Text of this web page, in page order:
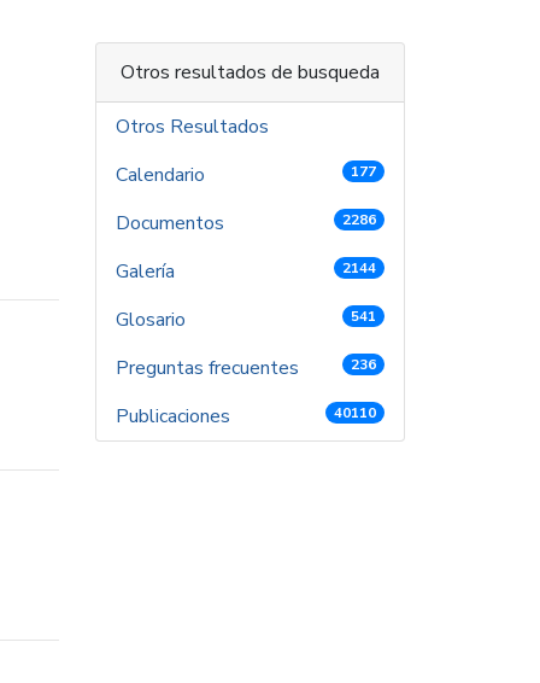
Otros resultados de busqueda
Otros Resultados
Calendario
177
Documentos 2286
Galería 2144
Glosario 541
Preguntas frecuentes 236
Publicaciones 40110